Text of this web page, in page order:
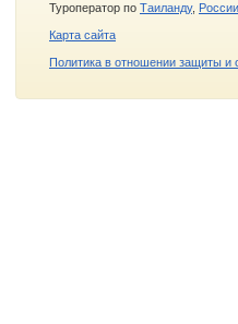
Туроператор по Таиланду, России
Карта сайта
Политика в отношении защиты и